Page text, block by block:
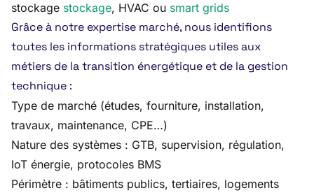
stockage stockage, HVAC ou smart grids
Grâce à notre expertise marché, nous identifions
toutes les informations stratégiques utiles aux
métiers de la transition énergétique et de la gestion
technique :
Type de marché (études, fourniture, installation,
travaux, maintenance, CPE…)
Nature des systèmes : GTB, supervision, régulation,
IoT énergie, protocoles BMS
Périmètre : bâtiments publics, tertiaires, logements